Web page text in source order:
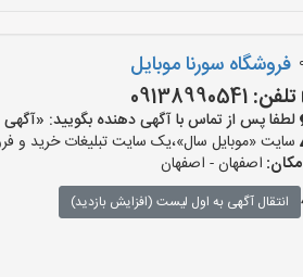
فروشگاه سورنا موبایل
تلفن: 09138990541
لطفا پس از تماس با آگهی دهنده بگویید: «آگهی شما را
سایت «موبایل سال»،یک سایت تبلیغات خرید و
مکان: اصفهان - اصفهان
انتقال آگهی به اول لیست (افزایش بازدید)